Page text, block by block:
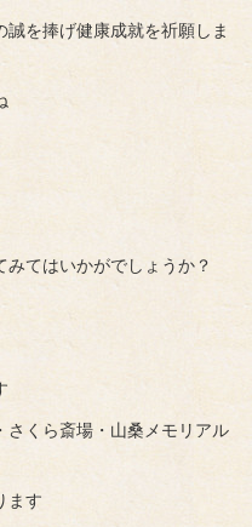
を捧げ健康成就を祈願しま
てはいかがでしょうか？
さくら斎場・山桑メモリアル
ます